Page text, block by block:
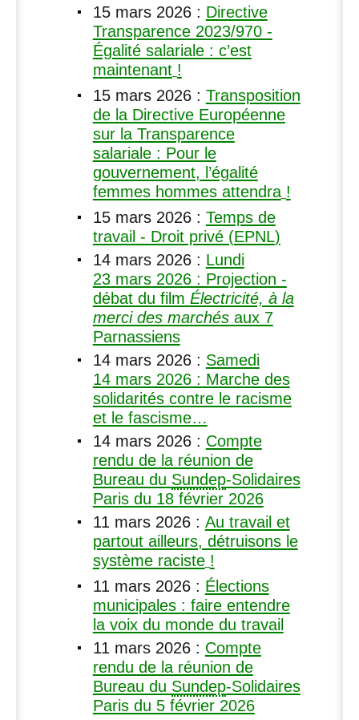
15 mars 2026: Directive
Transparence 2023/970 -
Égalité salariale : c’est
maintenant !
15 mars 2026: Transposition
de la Directive Européenne
sur la Transparence
salariale : Pour le
gouvernement, l’égalité
femmes hommes attendra !
15 mars 2026: Temps de
travail - Droit privé (EPNL)
14 mars 2026: Lundi
23 mars 2026 : Projection -
débat du film Électricité, à la
merci des marchésaux 7
Parnassiens
14 mars 2026: Samedi
14 mars 2026 : Marche des
solidarités contre le racisme
et le fascisme…
14 mars 2026: Compte
rendu de la réunion de
Bureau du Sundep-Solidaires
Paris du 18 février 2026
11 mars 2026: Au travail et
partout ailleurs, détruisons le
système raciste !
11 mars 2026: Élections
municipales : faire entendre
la voix du monde du travail
11 mars 2026: Compte
rendu de la réunion de
Bureau du Sundep-Solidaires
Paris du 5 février 2026